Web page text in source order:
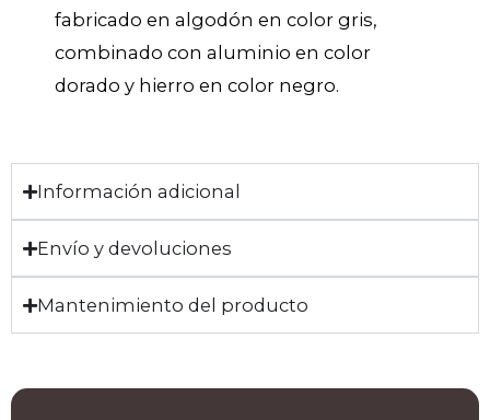
fabricado en algodón en color gris,
combinado con aluminio en color
dorado y hierro en color negro.
Información adicional
Envío y devoluciones
Mantenimiento del producto